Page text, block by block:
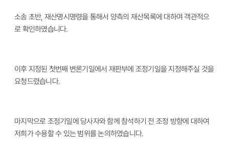
소송 초반, 재산명시명령을 통해서 양측의 재산목록에 대하여 객관적으
로 확인하였습니다.
이후 지정된 첫번째 변론기일에서 재판부에 조정기일을 지정해주실 것을
요청드렸습니다.
마지막으로 조정기일에 당사자와 함께 참석하기 전 조정 방향에 대하여
저희가 수용할 수 있는 범위를 논의하였습니다.